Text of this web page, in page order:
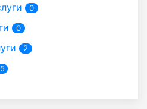
0
0
2